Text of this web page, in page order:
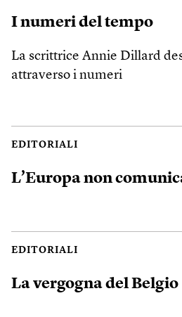
I numeri del tempo
La scrittrice Annie Dillard
attraverso i numeri
EDITORIALI
L’Europa non
EDITORIALI
La vergogna del Belgio